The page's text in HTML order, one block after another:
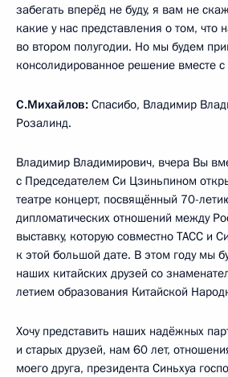
забегать вперёд не буду, я вам не
какие у нас представления о том, что
во втором полугодии. Но мы будем
консолидированное решение вместе
С.Михайлов: Спасибо, Владимир
Розалинд.
Владимир Владимирович, вчера Вы
с Председателем Си Цзиньпином
театре концерт, посвящённый 70-
дипломатических отношений между
выставку, которую совместно ТАСС и
к этой большой дате. В этом году мы
наших китайских друзей со
летием образования Китайской
Хочу представить наших надёжных
и старых друзей, нам 60 лет,
моего друга, президента Синьхуа